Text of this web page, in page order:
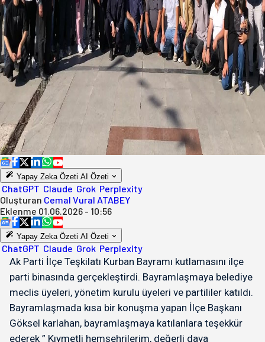
Yapay Zeka Özeti AI Özeti
ChatGPT Claude Grok Perplexity
Oluşturan Cemal Vural ATABEY
Eklenme 01.06.2026 - 10:56
Yapay Zeka Özeti AI Özeti
ChatGPT Claude Grok Perplexity
Ak Parti İlçe Teşkilatı Kurban Bayramı kutlamasını ilçe
parti binasında gerçekleştirdi. Bayramlaşmaya belediye
meclis üyeleri, yönetim kurulu üyeleri ve partililer katıldı.
Bayramlaşmada kısa bir konuşma yapan İlçe Başkanı
Göksel karlahan, bayramlaşmaya katılanlara teşekkür
ederek ” Kıymetli hemşehrilerim, değerli dava